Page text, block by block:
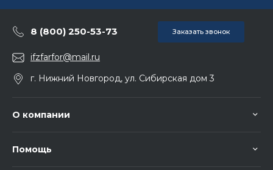
8 (800) 250-53-73 Заказать звонок
ifzfarfor@mail.ru
г. Нижний Новгород, ул. Сибирская дом 3
О компании
Помощь